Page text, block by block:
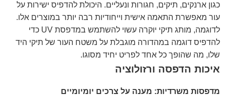
כגון ארנקים, תיקים, חגורות ונעליים. היכולת להדפיס ישירות על
עור מאפשרת התאמה אישית וייחודיות רבה יותר במוצרים אלו.
לדוגמה, מותג תיקי יוקרה עשוי להשתמש במדפסת UV כדי
להדפיס דוגמה במהדורה מוגבלת על משטח העור של תיקי היד
שלו, מה שהופך כל אחד לפריט יחיד מסוגו.
איכות הדפסה ורזולוציה
מדפסות משרדיות: מענה על צרכים יומיומיים